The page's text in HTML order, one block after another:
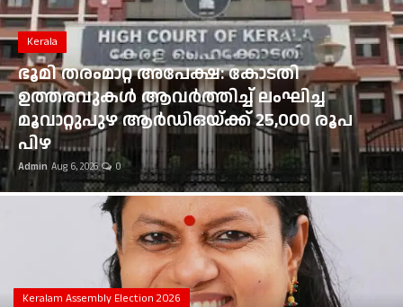
Gulf News
Loksabha Election 2024
Technology
Health
Jobs Mall
Career
Kerala
ഭൂമി തരംമാറ്റ അപേക്ഷ: കോടതി
ഉത്തരവുകൾ ആവർത്തിച്ച് ലംഘിച്ച
മൂവാറ്റുപുഴ ആർഡിഒയ്ക്ക് 25,000 രൂപ
പിഴ
Admin Aug 6, 2026 0
Keralam Assembly Election 2026